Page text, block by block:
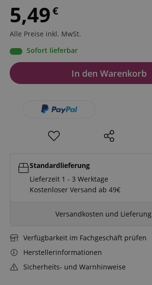
5,49€
Alle Preise inkl. MwSt.
Sofort lieferbar
In den Warenkorb
Standardlieferung
Lieferzeit 1 - 3 Werktage
Kostenloser Versand ab 49€
Versandkosten und Lieferung
Verfügbarkeit im Fachgeschäft prüfen
Herstellerinformationen
Sicherheits- und Warnhinweise